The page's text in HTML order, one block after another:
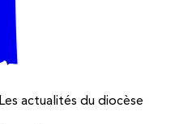
Les actualités du diocèse